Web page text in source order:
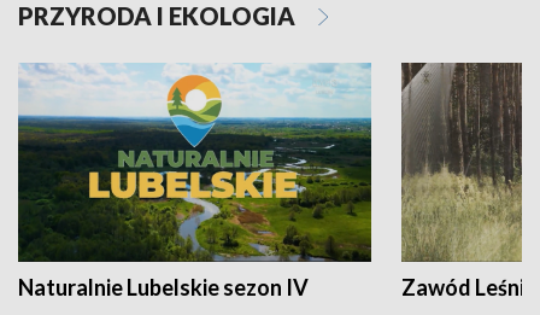
PRZYRODA I EKOLOGIA
Naturalnie Lubelskie sezon IV Zawód Leśnik